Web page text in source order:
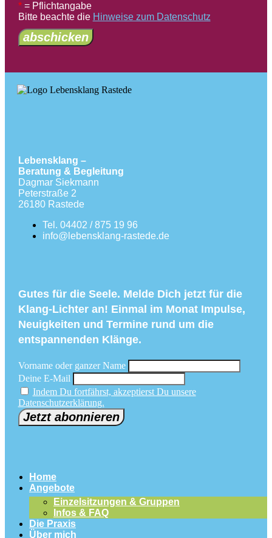
*= Pflichtangabe
Bitte beachte die Hinweise zum Datenschutz
abschicken
Lebensklang –
Beratung & Begleitung
Dagmar Siekmann
Peterstraße 2
26180 Rastede
Tel. 04402 / 875 19 96
info@lebensklang-rastede.de
Gutes für die Seele. Melde Dich jetzt für die
Klang-Lichter an! Einmal im Monat Impulse,
Neuigkeiten und Termine rund um die
entspannenden Klänge.
Vorname oder ganzer Name
Deine E-Mail
Indem Du fortfährst, akzeptierst Du unsere
Datenschutzerklärung.
Home
Angebote
Einzelsitzungen & Gruppen
Infos & FAQ
Die Praxis
Über mich